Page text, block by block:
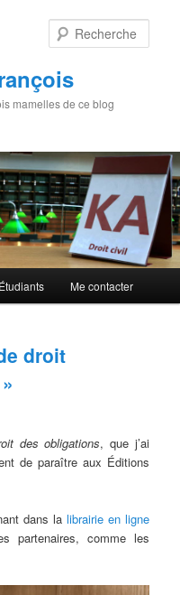
mamelles de ce blog
Étudiants Me contacter
droit
des obligations, que j’ai
de paraître aux Éditions
dans la librairie en ligne
partenaires, comme les